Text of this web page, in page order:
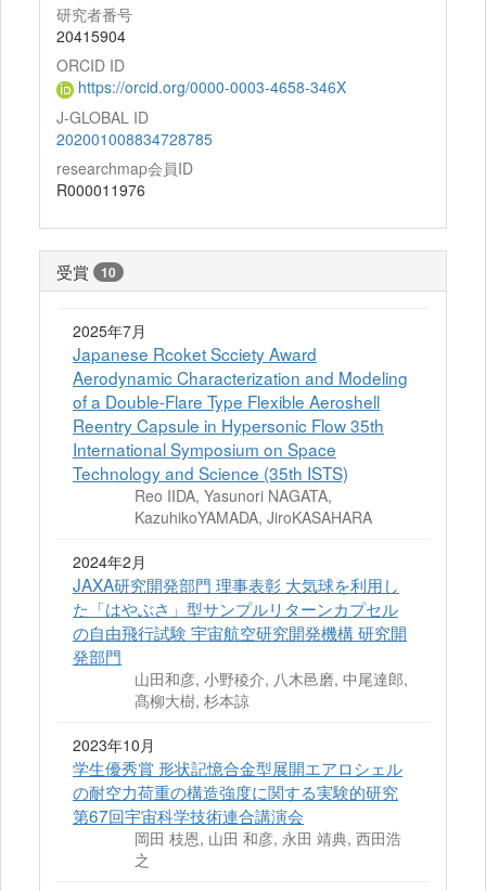
研究者番号
20415904
ORCID ID
https://orcid.org/0000-0003-4658-346X
J-GLOBAL ID
202001008834728785
researchmap会員ID
R000011976
受賞 10
2025年7月
Japanese Rcoket Scciety Award
Aerodynamic Characterization and Modeling
of a Double-Flare Type Flexible Aeroshell
Reentry Capsule in Hypersonic Flow 35th
International Symposium on Space
Technology and Science (35th ISTS)
Reo IIDA, Yasunori NAGATA,
KazuhikoYAMADA, JiroKASAHARA
2024年2月
JAXA研究開発部門 理事表彰 大気球を利用し
た「はやぶさ」型サンプルリターンカプセル
の自由飛行試験 宇宙航空研究開発機構 研究開
発部門
山田和彦, 小野稜介, 八木邑磨, 中尾達郎,
髙柳大樹, 杉本諒
2023年10月
学生優秀賞 形状記憶合金型展開エアロシェル
の耐空力荷重の構造強度に関する実験的研究
第67回宇宙科学技術連合講演会
岡田 枝恩, 山田 和彦, 永田 靖典, 西田浩
之